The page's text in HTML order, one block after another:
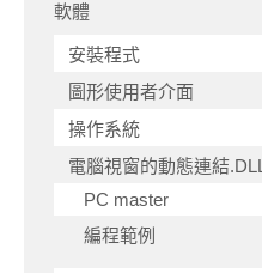
軟體
安裝程式
圖形使用者介面
操作系統
電腦視窗的動態連結.DLL
PC master
編程範例